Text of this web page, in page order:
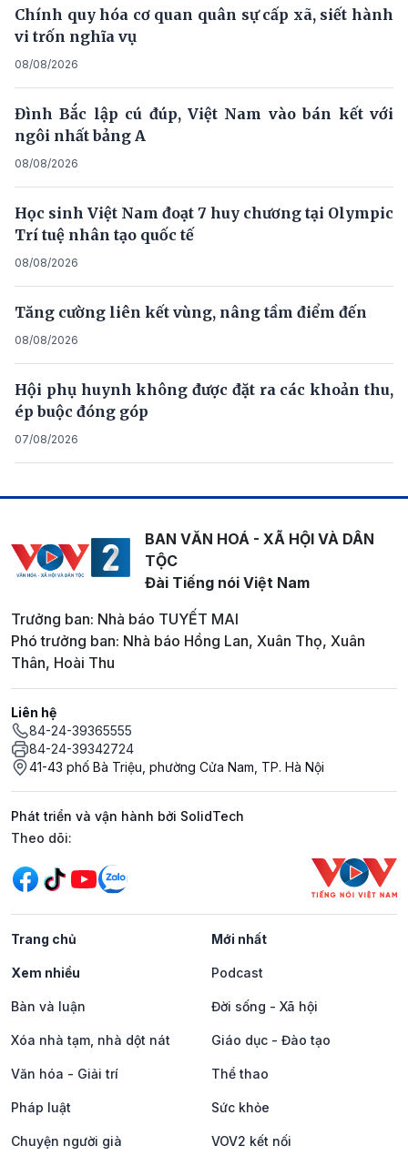
Chính quy hóa cơ quan quân sự cấp xã, siết hành
vi trốn nghĩa vụ
08/08/2026
Đình Bắc lập cú đúp, Việt Nam vào bán kết với
ngôi nhất bảng A
08/08/2026
Học sinh Việt Nam đoạt 7 huy chương tại Olympic
Trí tuệ nhân tạo quốc tế
08/08/2026
Tăng cường liên kết vùng, nâng tầm điểm đến
08/08/2026
Hội phụ huynh không được đặt ra các khoản thu,
ép buộc đóng góp
07/08/2026
BAN VĂN HOÁ - XÃ HỘI VÀ DÂN
TỘC
Đài Tiếng nói Việt Nam
Trưởng ban: Nhà báo TUYẾT MAI
Phó trưởng ban: Nhà báo Hồng Lan, Xuân Thọ, Xuân
Thân, Hoài Thu
Liên hệ
84-24-39365555
84-24-39342724
41-43 phố Bà Triệu, phường Cửa Nam, TP. Hà Nội
Phát triển và vận hành bởi SolidTech
Mạng xã hội
Theo dõi:
Trang chủ Mới nhất
Xem nhiều Podcast
Bàn và luận Đời sống - Xã hội
Xóa nhà tạm, nhà dột nát Giáo dục - Đào tạo
Văn hóa - Giải trí Thể thao
Pháp luật Sức khỏe
Chuyện người già VOV2 kết nối